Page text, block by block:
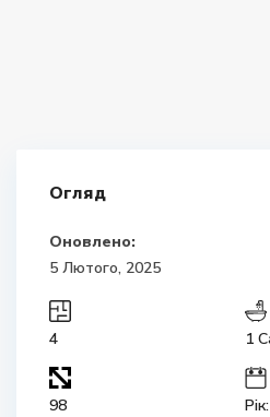
Огляд
Оновлено:
5 Лютого, 2025
4 1
98